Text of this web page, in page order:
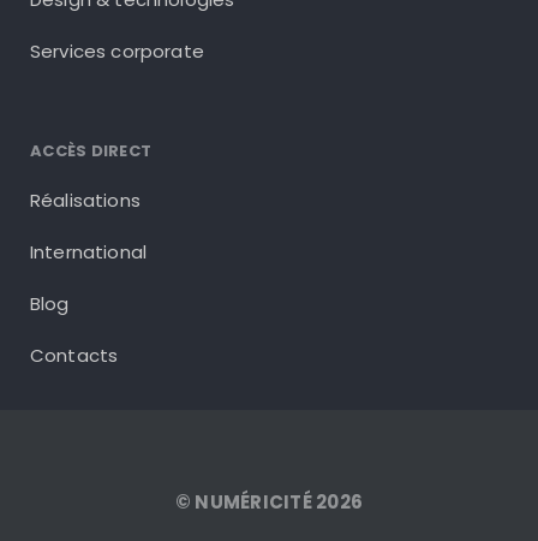
Services corporate
ACCÈS DIRECT
Réalisations
International
Blog
Contacts
© NUMÉRICITÉ 2026